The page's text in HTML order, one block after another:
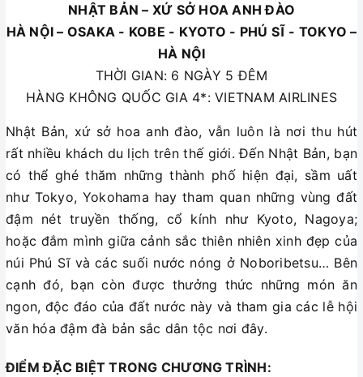
NHẬT BẢN – XỨ SỞ HOA ANH ĐÀO
HÀ NỘI – OSAKA - KOBE - KYOTO - PHÚ SĨ - TOKYO –
HÀ NỘI
THỜI GIAN: 6 NGÀY 5 ĐÊM
HÀNG KHÔNG QUỐC GIA 4*: VIETNAM AIRLINES
Nhật Bản, xứ sở hoa anh đào, vẫn luôn là nơi thu hút
rất nhiều khách du lịch trên thế giới. Đến Nhật Bản, bạn
có thể ghé thăm những thành phố hiện đại, sầm uất
như Tokyo, Yokohama hay tham quan những vùng đất
đậm nét truyền thống, cổ kính như Kyoto, Nagoya;
hoặc đắm mình giữa cảnh sắc thiên nhiên xinh đẹp của
núi Phú Sĩ và các suối nước nóng ở Noboribetsu… Bên
cạnh đó, bạn còn được thưởng thức những món ăn
ngon, độc đáo của đất nước này và tham gia các lễ hội
văn hóa đậm đà bản sắc dân tộc nơi đây.
ĐIỂM ĐẶC BIỆT TRONG CHƯƠNG TRÌNH: